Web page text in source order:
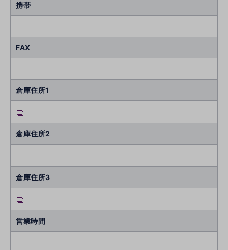
携帯
FAX
倉庫住所1
倉庫住所2
倉庫住所3
営業時間